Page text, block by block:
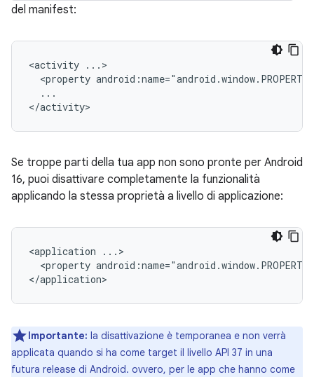
del manifest:
<activity
<property
...
Se troppe parti della tua app non sono pronte per Android
16, puoi disattivare completamente la funzionalità
applicando la stessa proprietà a livello di applicazione:
<application
<property
Importante: la disattivazione è temporanea e non verrà
applicata quando si ha come target il livello API 37 in una
futura release di Android. ovvero, per le app che hanno come